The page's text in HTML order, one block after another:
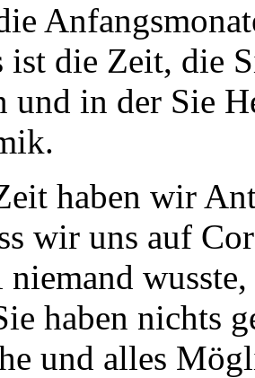
ist die Zeit, die
und in der Sie
haben wir
wir uns auf
haben nichts
und alles